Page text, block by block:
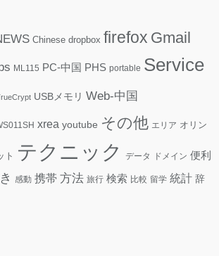
Chinese dropbox firefox Gmail
ML115 PC-中国 PHS portable Service
USBメモリ Web-中国
xrea youtube その他 エリア オリン
ト テクニック データ ドメイン 便利
感動 携帯 方法 旅行 検索 比較 留学 統計 辞